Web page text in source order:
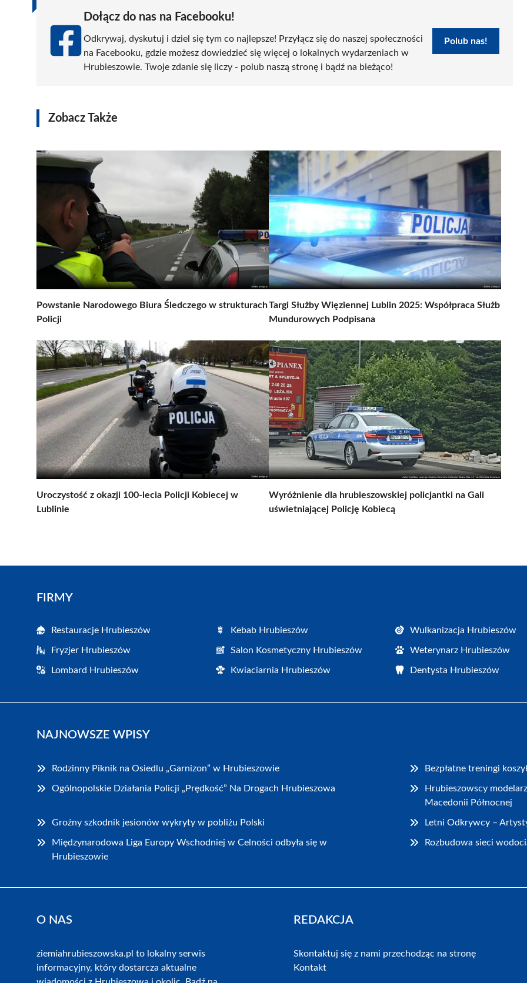
Dołącz do nas na Facebooku!
Odkrywaj, dyskutuj i dziel się tym co najlepsze! Przyłącz się do naszej społeczności
na Facebooku, gdzie możesz dowiedzieć się więcej o lokalnych wydarzeniach w
Hrubieszowie. Twoje zdanie się liczy - polub naszą stronę i bądź na bieżąco!
Polub nas!
Zobacz Także
Powstanie Narodowego Biura Śledczego w strukturach
Policji
Targi Służby Więziennej Lublin 2025: Współpraca Służb
Mundurowych Podpisana
Uroczystość z okazji 100-lecia Policji Kobiecej w
Lublinie
Wyróżnienie dla hrubieszowskiej policjantki na Gali
uświetniającej Policję Kobiecą
FIRMY
Restauracje Hrubieszów Kebab Hrubieszów Wulkanizacja Hrubieszów
Fryzjer Hrubieszów Salon Kosmetyczny Hrubieszów Weterynarz Hrubieszów
Lombard Hrubieszów Kwiaciarnia Hrubieszów Dentysta Hrubieszów
NAJNOWSZE WPISY
Rodzinny Piknik na Osiedlu „Garnizon” w Hrubieszowie Bezpłatne treningi
Ogólnopolskie Działania Policji „Prędkość” Na Drogach Hrubieszowa
Hrubieszowscy
Macedonii Północnej
Groźny szkodnik jesionów wykryty w pobliżu Polski Letni Odkrywcy –
Międzynarodowa Liga Europy Wschodniej w Celności odbyła się w
Hrubieszowie
Rozbudowa sieci
O NAS
ziemiahrubieszowska.pl to lokalny serwis
informacyjny, który dostarcza aktualne
REDAKCJA
Skontaktuj się z nami przechodząc na stronę
Kontakt